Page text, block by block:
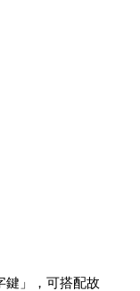
鍵」，可搭配故